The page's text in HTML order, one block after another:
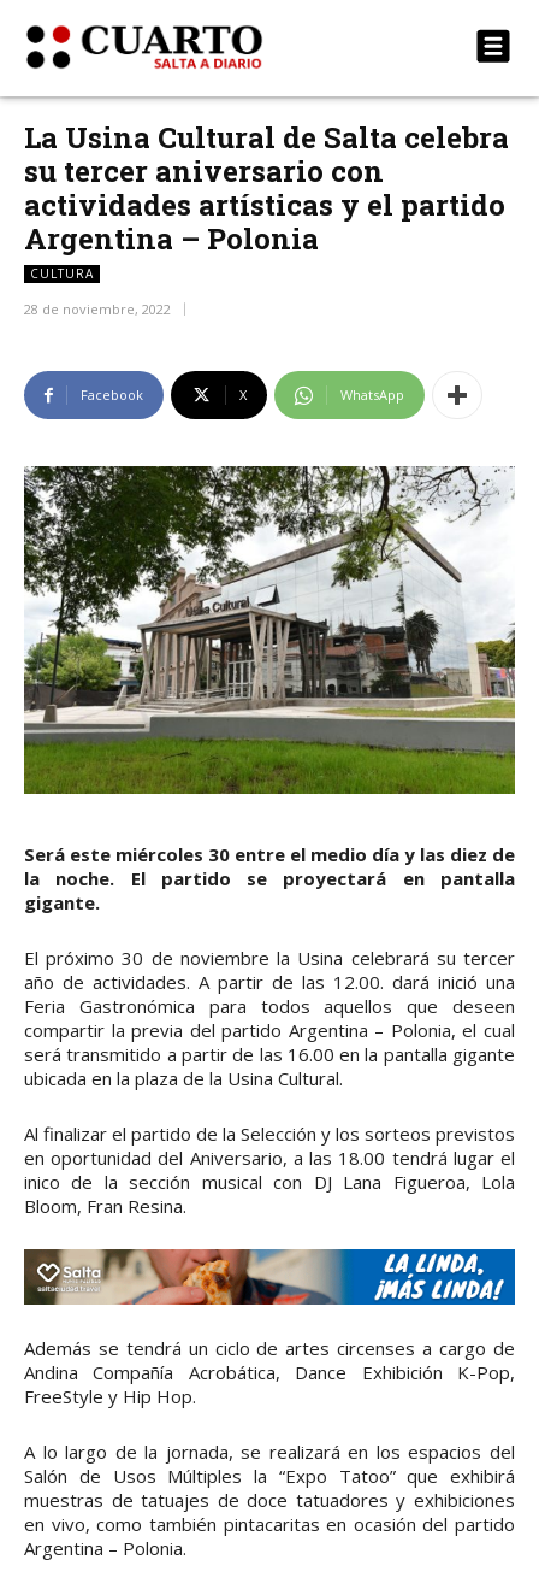
La Usina Cultural de Salta celebra
su tercer aniversario con
actividades artísticas y el partido
Argentina – Polonia
CULTURA
28 de noviembre, 2022
Facebook X WhatsApp
Será este miércoles 30 entre el medio día y las diez de
la noche. El partido se proyectará en pantalla
gigante.
El próximo 30 de noviembre la Usina celebrará su tercer
año de actividades. A partir de las 12.00. dará inició una
Feria Gastronómica para todos aquellos que deseen
compartir la previa del partido Argentina – Polonia, el cual
será transmitido a partir de las 16.00 en la pantalla gigante
ubicada en la plaza de la Usina Cultural.
Al finalizar el partido de la Selección y los sorteos previstos
en oportunidad del Aniversario, a las 18.00 tendrá lugar el
inico de la sección musical con DJ Lana Figueroa, Lola
Bloom, Fran Resina.
Además se tendrá un ciclo de artes circenses a cargo de
Andina Compañía Acrobática, Dance Exhibición K-Pop,
FreeStyle y Hip Hop.
A lo largo de la jornada, se realizará en los espacios del
Salón de Usos Múltiples la “Expo Tatoo” que exhibirá
muestras de tatuajes de doce tatuadores y exhibiciones
en vivo, como también pintacaritas en ocasión del partido
Argentina – Polonia.